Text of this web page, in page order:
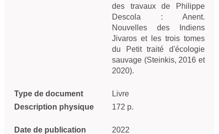
des travaux de Philippe
Descola : Anent.
Nouvelles des Indiens
Jivaros et les trois tomes
du Petit traité d'écologie
sauvage (Steinkis, 2016 et
2020).
Type de document
Livre
Description physique
172 p.
Date de publication 2022